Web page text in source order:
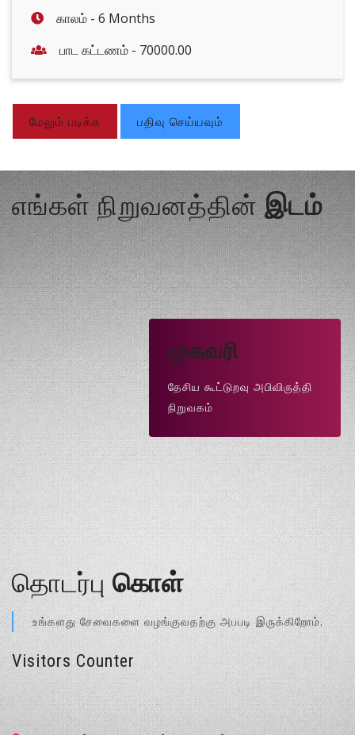
காலம் - 6 Months
பாட கட்டணம் - 70000.00
மேலும் படிக்க பதிவு செய்யவும்
எங்கள் நிறுவனத்தின்இடம்
முகவரி
தேசிய கூட்டுறவு அபிவிருத்தி
நிறுவகம்
தொடர்புகொள்
உங்களது சேவைகளை வழங்குவதற்கு அபபடி இருக்கிறோம்.
Visitors Counter